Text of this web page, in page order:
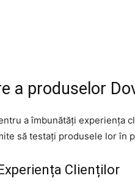
a produselor
a îmbunătăți experiența
să testați produsele lor în
Clienților